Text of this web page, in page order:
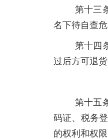
第十三
名下待自查
第十四
过后方可退货
第十五
码证、税务
的权利和权限